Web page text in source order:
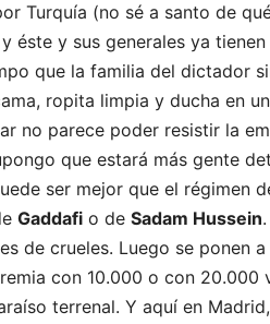
Turquía (no sé a santo de
éste y sus generales ya
que la familia del dictador
ropita limpia y ducha en
no parece poder resistir la
que estará más gente
ser mejor que el régimen
Gaddafi o de Sadam Hussein
de crueles. Luego se ponen
con 10.000 o con 20.000
terrenal. Y aquí en Madrid,